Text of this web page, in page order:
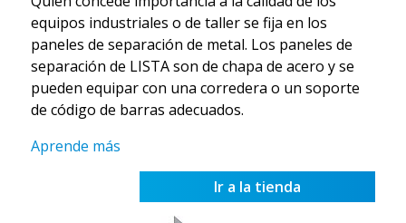
equipos industriales o de taller se fija en los
paneles de separación de metal. Los paneles de
separación de LISTA son de chapa de acero y se
pueden equipar con una corredera o un soporte
de código de barras adecuados.
Aprende más
Ir a la tienda